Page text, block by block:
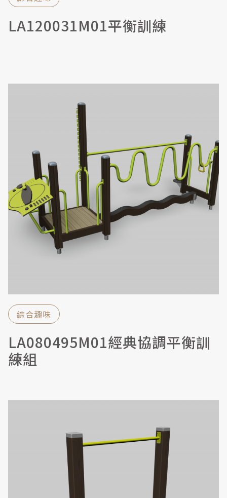
LA120031M01平衡訓練
綜合趣味
LA080495M01經典協調平衡訓
練組